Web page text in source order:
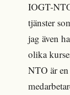
IOGT-
tjänster
jag även
olika
NTO är